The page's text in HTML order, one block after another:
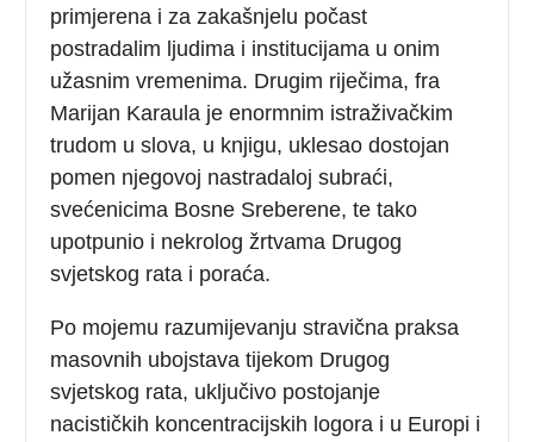
primjerena i za zakašnjelu počast
postradalim ljudima i institucijama u onim
užasnim vremenima. Drugim riječima, fra
Marijan Karaula je enormnim istraživačkim
trudom u slova, u knjigu, uklesao dostojan
pomen njegovoj nastradaloj subraći,
svećenicima Bosne Sreberene, te tako
upotpunio i nekrolog žrtvama Drugog
svjetskog rata i poraća.
Po mojemu razumijevanju stravična praksa
masovnih ubojstava tijekom Drugog
svjetskog rata, uključivo postojanje
nacističkih koncentracijskih logora i u Europi i